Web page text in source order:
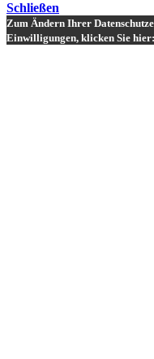
Schließen
Zum Ändern Ihrer
Einwilligungen, klicken Sie hier: